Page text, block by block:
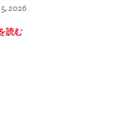
2026
読む